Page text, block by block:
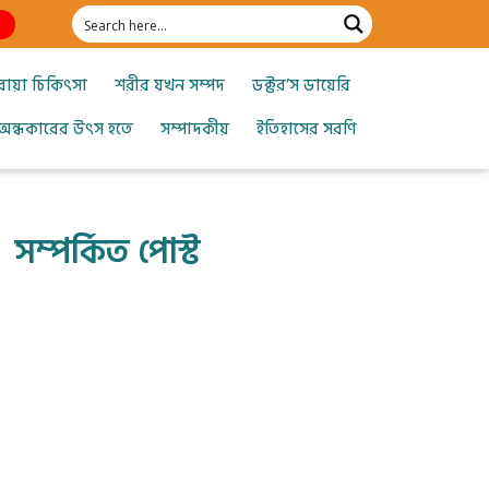
চিকিৎসা শরীর যখন সম্পদ
ডক্টর’স ডায়েরি
উৎস হতে
সম্পাদকীয় ইতিহাসের সরণি
সম্পর্কিত পোস্ট